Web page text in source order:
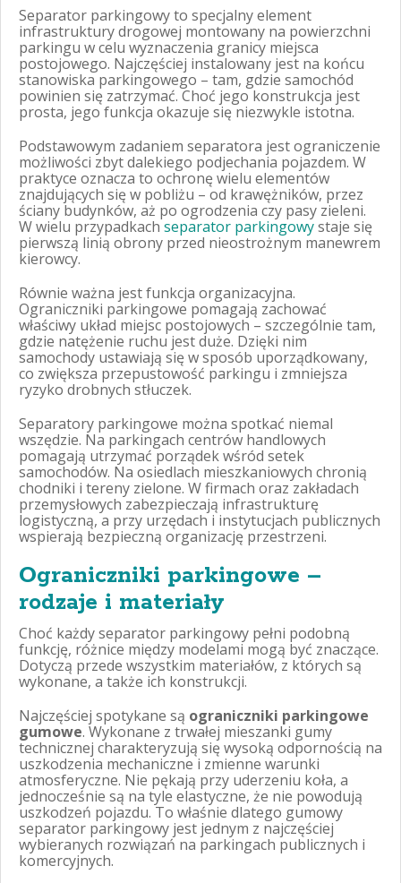
Separator parkingowy to specjalny element
infrastruktury drogowej montowany na powierzchni
parkingu w celu wyznaczenia granicy miejsca
postojowego. Najczęściej instalowany jest na końcu
stanowiska parkingowego – tam, gdzie samochód
powinien się zatrzymać. Choć jego konstrukcja jest
prosta, jego funkcja okazuje się niezwykle istotna.
Podstawowym zadaniem separatora jest ograniczenie
możliwości zbyt dalekiego podjechania pojazdem. W
praktyce oznacza to ochronę wielu elementów
znajdujących się w pobliżu – od krawężników, przez
ściany budynków, aż po ogrodzenia czy pasy zieleni.
W wielu przypadkach separator parkingowystaje się
pierwszą linią obrony przed nieostrożnym manewrem
kierowcy.
Równie ważna jest funkcja organizacyjna.
Ograniczniki parkingowe pomagają zachować
właściwy układ miejsc postojowych – szczególnie tam,
gdzie natężenie ruchu jest duże. Dzięki nim
samochody ustawiają się w sposób uporządkowany,
co zwiększa przepustowość parkingu i zmniejsza
ryzyko drobnych stłuczek.
Separatory parkingowe można spotkać niemal
wszędzie. Na parkingach centrów handlowych
pomagają utrzymać porządek wśród setek
samochodów. Na osiedlach mieszkaniowych chronią
chodniki i tereny zielone. W firmach oraz zakładach
przemysłowych zabezpieczają infrastrukturę
logistyczną, a przy urzędach i instytucjach publicznych
wspierają bezpieczną organizację przestrzeni.
Ograniczniki parkingowe –
rodzaje i materiały
Choć każdy separator parkingowy pełni podobną
funkcję, różnice między modelami mogą być znaczące.
Dotyczą przede wszystkim materiałów, z których są
wykonane, a także ich konstrukcji.
Najczęściej spotykane są ograniczniki parkingowe
gumowe. Wykonane z trwałej mieszanki gumy
technicznej charakteryzują się wysoką odpornością na
uszkodzenia mechaniczne i zmienne warunki
atmosferyczne. Nie pękają przy uderzeniu koła, a
jednocześnie są na tyle elastyczne, że nie powodują
uszkodzeń pojazdu. To właśnie dlatego gumowy
separator parkingowy jest jednym z najczęściej
wybieranych rozwiązań na parkingach publicznych i
komercyjnych.